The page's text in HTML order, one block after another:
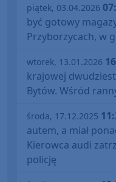
piątek, 03.04.2026
być gotowy
Przyborzycach, w
wtorek, 13.01.2026
krajowej
Bytów. Wśród
środa, 17.12.2025
autem, a miał
Kierowca audi
policję